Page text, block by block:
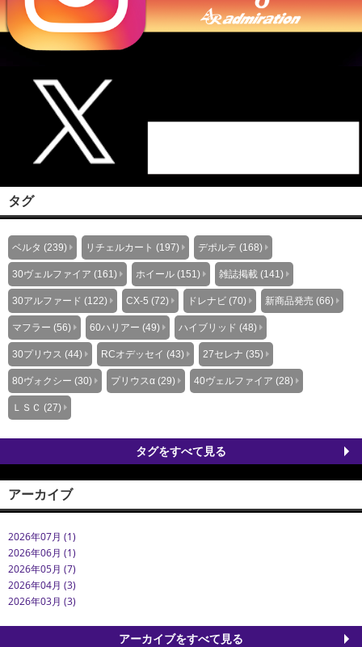
タグ
ベルタ (239) リチェルカート (197) デポルテ (168)
30ヴェルファイア (161) ホイール (151) 雑誌掲載 (141)
30アルファード (122) CX-5 (72) ドレナビ (70) 新商品発売 (66)
マフラー (56) 60ハリアー (49) ハイブリッド (48)
30プリウス (44) RCオデッセイ (43) 27セレナ (35)
80ヴォクシー (30) プリウスα (29) 40ヴェルファイア (28)
ＬＳＣ (27)
タグをすべて見る
アーカイブ
2026年07月 (1)
2026年06月 (1)
2026年05月 (7)
2026年04月 (3)
2026年03月 (3)
アーカイブをすべて見る